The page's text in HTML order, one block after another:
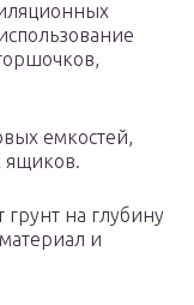
емкостей,
ящиков.
на глубину
и